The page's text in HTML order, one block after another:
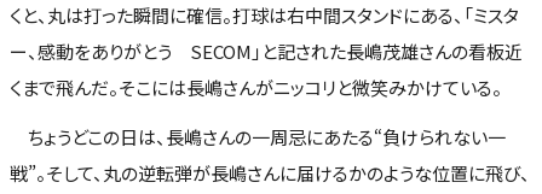
くと、丸は打った瞬間に確信。打球は右中間スタンドにある、「ミスタ
ー、感動をありがとう SECOM」と記された長嶋茂雄さんの看板近
くまで飛んだ。そこには長嶋さんがニッコリと微笑みかけている。
ちょうどこの日は、長嶋さんの一周忌にあたる“負けられない一
戦”。そして、丸の逆転弾が長嶋さんに届けるかのような位置に飛び、